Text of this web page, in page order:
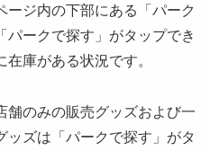
ージ内の下部にある「パーク
パークで探す」がタップでき
庫がある状況です。
のみの販売グッズおよび一
ッズは「パークで探す」がタ